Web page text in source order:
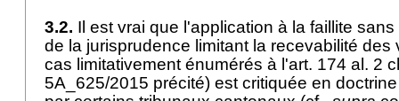
3.2. Il est vrai que l'application à la faillite
de la jurisprudence limitant la recevabilité
cas limitativement énumérés à l'art. 174 al. 2
5A_625/2015 précité) est critiquée en